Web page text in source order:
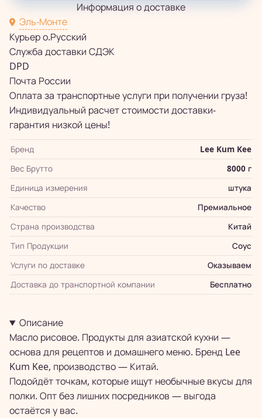
Информация о доставке
Эль-Монте
Курьер о.Русский
Служба доставки СДЭК
DPD
Почта России
Оплата за транспортные услуги при получении груза!
Индивидуальный расчет стоимости доставки-
гарантия низкой цены!
Бренд
Lee Kum Kee
Вес Брутто
8000 г
Единица измерения
штука
Качество
Премиальное
Страна производства
Китай
Тип Продукции
Соус
Услуги по доставке
Оказываем
Доставка до транспортной компании
Бесплатно
Описание
Масло рисовое. Продукты для азиатской кухни —
основа для рецептов и домашнего меню. Бренд Lee
Kum Kee, производство — Китай.
Подойдёт точкам, которые ищут необычные вкусы для
полки. Опт без лишних посредников — выгода
остаётся у вас.